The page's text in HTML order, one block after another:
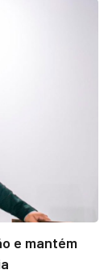
e mantém